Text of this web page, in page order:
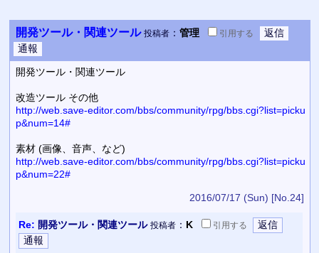
開発ツール・関連ツール 投稿者： 管理 引用する
開発ツール・関連ツール
改造ツール その他
http://web.save-editor.com/bbs/community/rpg/bbs.cgi?list=picku
p&num=14#
素材 (画像、音声、など)
http://web.save-editor.com/bbs/community/rpg/bbs.cgi?list=picku
p&num=22#
2016/07/17 (Sun) [No.24]
Re: 開発ツール・関連ツール 投稿者： K 引用する